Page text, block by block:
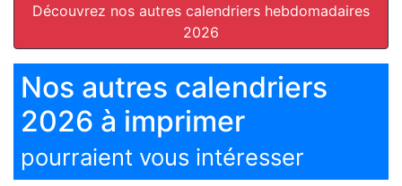
Découvrez nos autres calendriers hebdomadaires
2026
Nos autres calendriers
2026 à imprimer
pourraient vous intéresser